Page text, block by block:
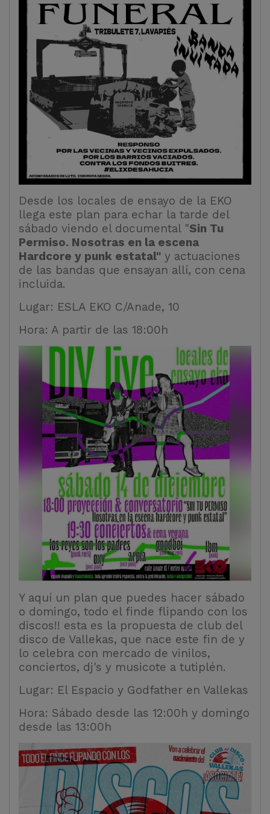
Desde los locales de ensayo de la EKO
llega este plan para echar la tarde del
sábado viendo el documental "Sin Tu
Permiso. Nosotras en la escena
Hardcore y punk estatal" y actuaciones
de las bandas que ensayan allí, con cena
incluida.
Lugar: ESLA EKO C/Anade, 10
Hora: A partir de las 18:00h
Y aquí un plan que puedes hacer sábado
o domingo, todo el finde flipando con los
discos!! esta es la propuesta de club del
disco de Vallekas, que nace este fin de y
lo celebra con mercado de vinilos,
conciertos, dj's y musicote a tutiplén.
Lugar: El Espacio y Godfather en Vallekas
Hora: Sábado desde las 12:00h y domingo
desde las 13:00h